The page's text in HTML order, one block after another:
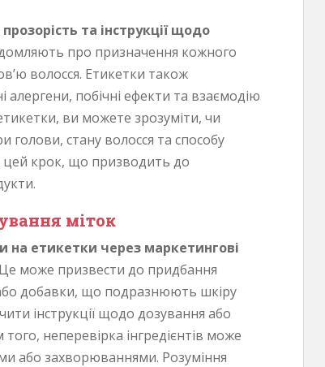
та інструкції щодо
про призначення кожного
волосся. Етикетки також
побічні ефекти та взаємодію
ви можете зрозуміти, чи
голови, стану волосся та способу
цей крок, що призводить до
міток
на етикетки через маркетингові
Це може призвести до придбання
добавки, що подразнюють шкіру
інструкції щодо дозування або
неперевірка інгредієнтів може
або захворюваннями. Розуміння